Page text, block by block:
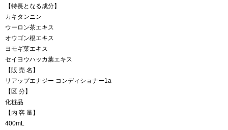
【特長となる成分】
カキタンニン
ウーロン茶エキス
オウゴン根エキス
ヨモギ葉エキス
セイヨウハッカ葉エキス
【販 売 名】
リアップエナジー コンディショナー1a
【区 分】
化粧品
【内 容 量】
400mL